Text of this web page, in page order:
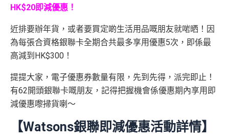
HK$20即減優惠！
近排要辦年貨，或者要買定啲生活用品嘅朋友就啱晒！因
為每張合資格銀聯卡全期合共最多享用優惠5次，即係最
高減到HK$300！
提提大家，電子優惠券數量有限，先到先得，派完即止！
有62開頭銀聯卡嘅朋友，記得把握機會係優惠期內享用即
減優惠嚟掃貨喇～
【Watsons銀聯即減優惠活動詳情】